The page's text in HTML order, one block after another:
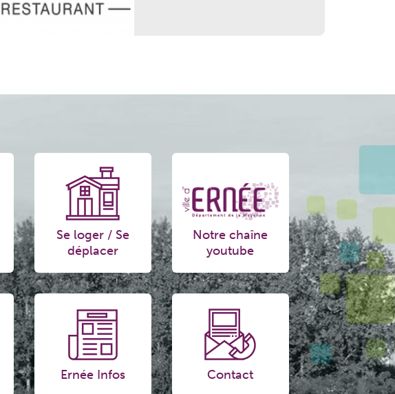
Se loger / Se
déplacer
Notre chaîne
youtube
Ernée Infos Contact